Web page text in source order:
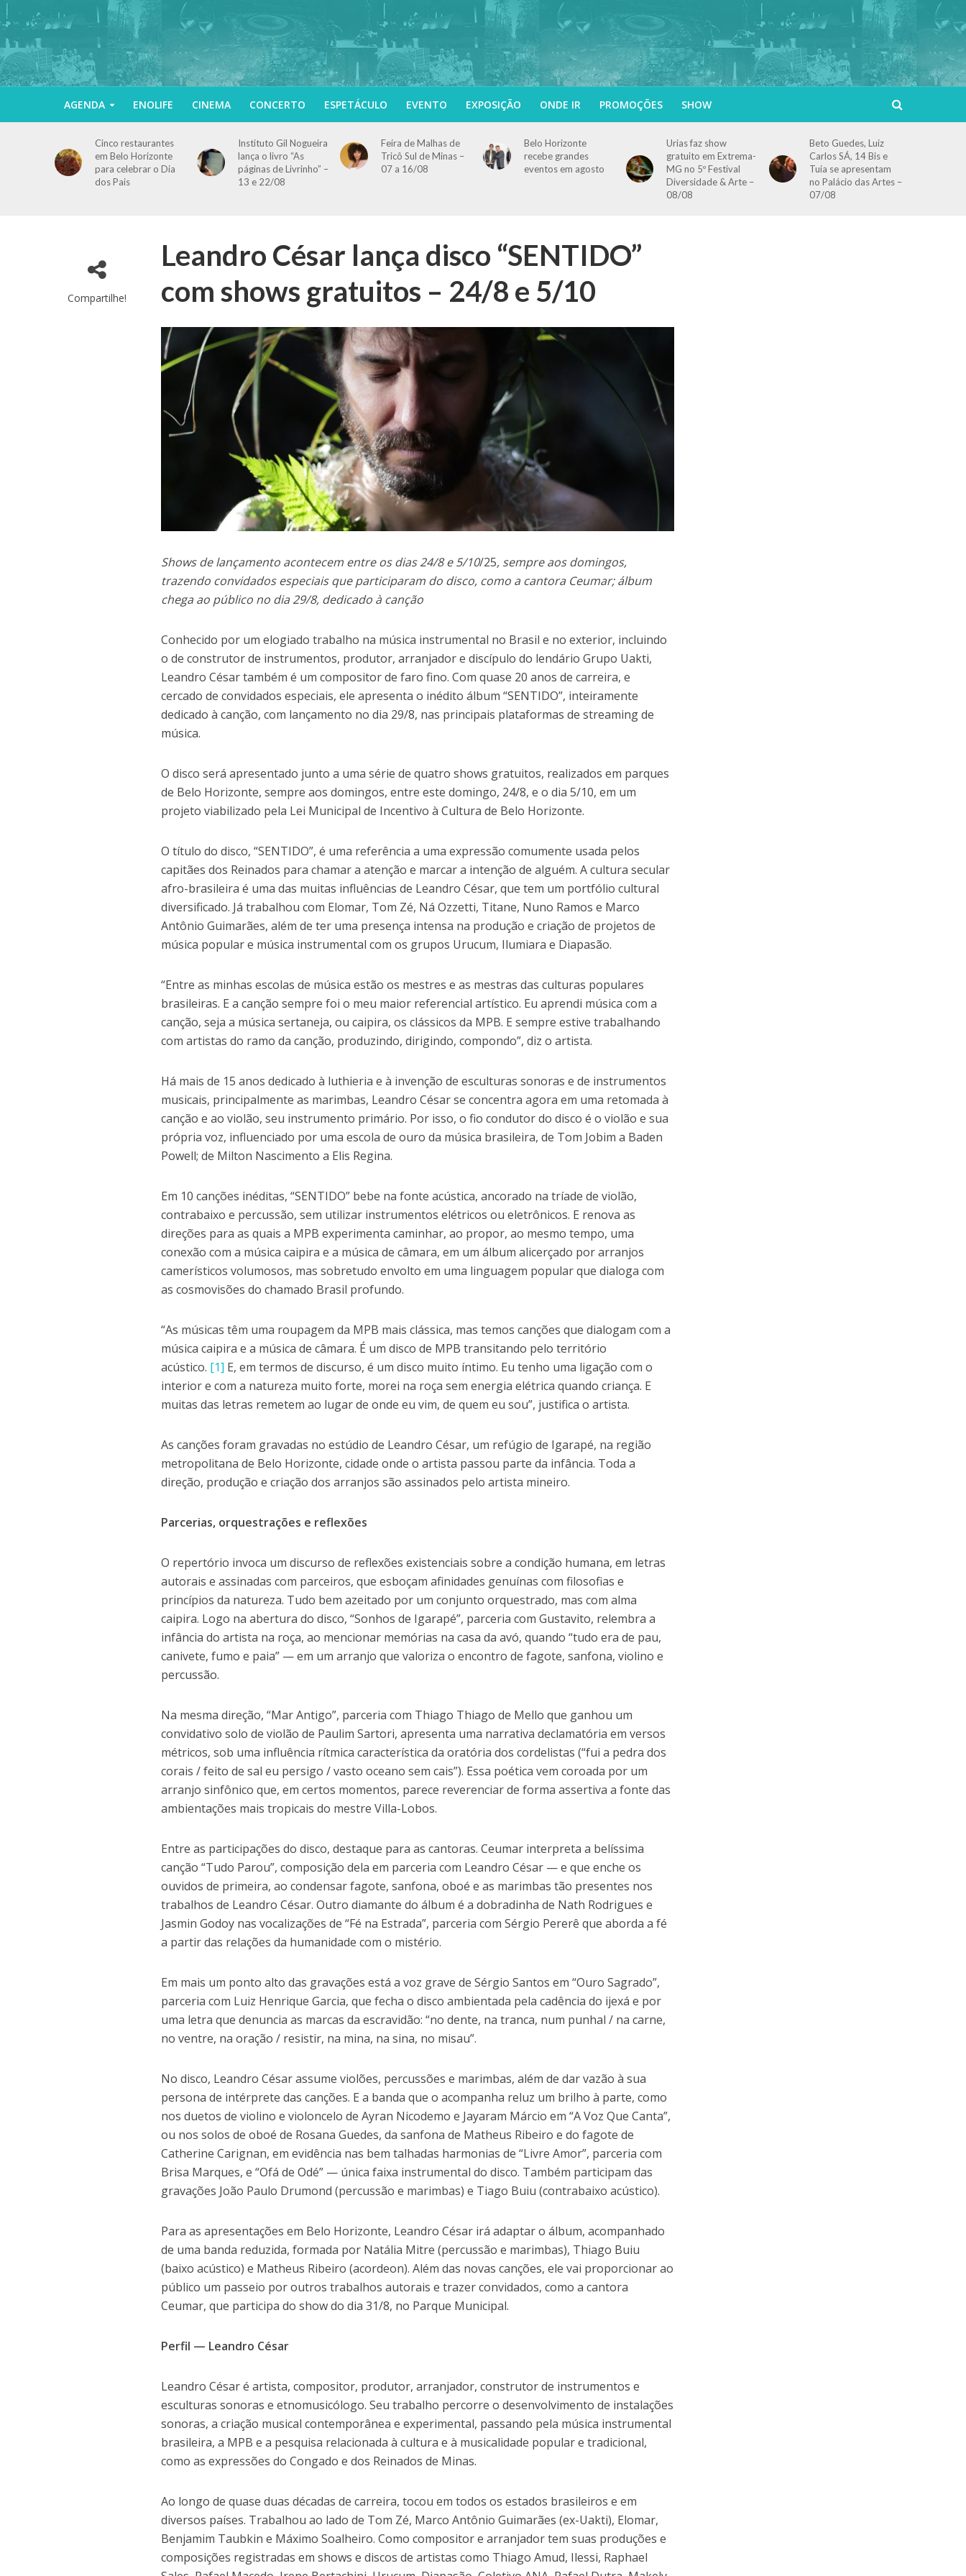
AGENDA ENOLIFE CINEMA CONCERTO ESPETÁCULO EVENTO EXPOSIÇÃO ONDE IR PROMOÇÕES SHOW
Cinco restaurantes
em Belo Horizonte
para celebrar o Dia
dos Pais
Instituto Gil Nogueira
lança o livro “As
páginas de Livrinho” –
13 e 22/08
Feira de Malhas de
Tricô Sul de Minas –
07 a 16/08
Belo Horizonte
recebe grandes
eventos em agosto
Urias faz show
gratuito em Extrema-
MG no 5º Festival
Diversidade & Arte –
08/08
Beto Guedes, Luiz
Carlos SÁ, 14 Bis e
Tuia se apresentam
no Palácio das Artes –
07/08
Compartilhe!
Leandro César lança disco “SENTIDO”
com shows gratuitos – 24/8 e 5/10
Shows de lançamento acontecem entre os dias 24/8 e 5/10/25, sempre aos domingos,
trazendo convidados especiais que participaram do disco, como a cantora Ceumar; álbum
chega ao público no dia 29/8, dedicado à canção
Conhecido por um elogiado trabalho na música instrumental no Brasil e no exterior, incluindo
o de construtor de instrumentos, produtor, arranjador e discípulo do lendário Grupo Uakti,
Leandro César também é um compositor de faro fino. Com quase 20 anos de carreira, e
cercado de convidados especiais, ele apresenta o inédito álbum “SENTIDO”, inteiramente
dedicado à canção, com lançamento no dia 29/8, nas principais plataformas de streaming de
música.
O disco será apresentado junto a uma série de quatro shows gratuitos, realizados em parques
de Belo Horizonte, sempre aos domingos, entre este domingo, 24/8, e o dia 5/10, em um
projeto viabilizado pela Lei Municipal de Incentivo à Cultura de Belo Horizonte.
O título do disco, “SENTIDO”, é uma referência a uma expressão comumente usada pelos
capitães dos Reinados para chamar a atenção e marcar a intenção de alguém. A cultura secular
afro-brasileira é uma das muitas influências de Leandro César, que tem um portfólio cultural
diversificado. Já trabalhou com Elomar, Tom Zé, Ná Ozzetti, Titane, Nuno Ramos e Marco
Antônio Guimarães, além de ter uma presença intensa na produção e criação de projetos de
música popular e música instrumental com os grupos Urucum, Ilumiara e Diapasão.
“Entre as minhas escolas de música estão os mestres e as mestras das culturas populares
brasileiras. E a canção sempre foi o meu maior referencial artístico. Eu aprendi música com a
canção, seja a música sertaneja, ou caipira, os clássicos da MPB. E sempre estive trabalhando
com artistas do ramo da canção, produzindo, dirigindo, compondo”, diz o artista.
Há mais de 15 anos dedicado à luthieria e à invenção de esculturas sonoras e de instrumentos
musicais, principalmente as marimbas, Leandro César se concentra agora em uma retomada à
canção e ao violão, seu instrumento primário. Por isso, o fio condutor do disco é o violão e sua
própria voz, influenciado por uma escola de ouro da música brasileira, de Tom Jobim a Baden
Powell; de Milton Nascimento a Elis Regina.
Em 10 canções inéditas, “SENTIDO” bebe na fonte acústica, ancorado na tríade de violão,
contrabaixo e percussão, sem utilizar instrumentos elétricos ou eletrônicos. E renova as
direções para as quais a MPB experimenta caminhar, ao propor, ao mesmo tempo, uma
conexão com a música caipira e a música de câmara, em um álbum alicerçado por arranjos
camerísticos volumosos, mas sobretudo envolto em uma linguagem popular que dialoga com
as cosmovisões do chamado Brasil profundo.
“As músicas têm uma roupagem da MPB mais clássica, mas temos canções que dialogam com a
música caipira e a música de câmara. É um disco de MPB transitando pelo território
acústico. [1] E, em termos de discurso, é um disco muito íntimo. Eu tenho uma ligação com o
interior e com a natureza muito forte, morei na roça sem energia elétrica quando criança. E
muitas das letras remetem ao lugar de onde eu vim, de quem eu sou”, justifica o artista.
As canções foram gravadas no estúdio de Leandro César, um refúgio de Igarapé, na região
metropolitana de Belo Horizonte, cidade onde o artista passou parte da infância. Toda a
direção, produção e criação dos arranjos são assinados pelo artista mineiro.
Parcerias, orquestrações e reflexões
O repertório invoca um discurso de reflexões existenciais sobre a condição humana, em letras
autorais e assinadas com parceiros, que esboçam afinidades genuínas com filosofias e
princípios da natureza. Tudo bem azeitado por um conjunto orquestrado, mas com alma
caipira. Logo na abertura do disco, “Sonhos de Igarapé”, parceria com Gustavito, relembra a
infância do artista na roça, ao mencionar memórias na casa da avó, quando “tudo era de pau,
canivete, fumo e paia” — em um arranjo que valoriza o encontro de fagote, sanfona, violino e
percussão.
Na mesma direção, “Mar Antigo”, parceria com Thiago Thiago de Mello que ganhou um
convidativo solo de violão de Paulim Sartori, apresenta uma narrativa declamatória em versos
métricos, sob uma influência rítmica característica da oratória dos cordelistas (“fui a pedra dos
corais / feito de sal eu persigo / vasto oceano sem cais”). Essa poética vem coroada por um
arranjo sinfônico que, em certos momentos, parece reverenciar de forma assertiva a fonte das
ambientações mais tropicais do mestre Villa-Lobos.
Entre as participações do disco, destaque para as cantoras. Ceumar interpreta a belíssima
canção “Tudo Parou”, composição dela em parceria com Leandro César — e que enche os
ouvidos de primeira, ao condensar fagote, sanfona, oboé e as marimbas tão presentes nos
trabalhos de Leandro César. Outro diamante do álbum é a dobradinha de Nath Rodrigues e
Jasmin Godoy nas vocalizações de “Fé na Estrada”, parceria com Sérgio Pererê que aborda a fé
a partir das relações da humanidade com o mistério.
Em mais um ponto alto das gravações está a voz grave de Sérgio Santos em “Ouro Sagrado”,
parceria com Luiz Henrique Garcia, que fecha o disco ambientada pela cadência do ijexá e por
uma letra que denuncia as marcas da escravidão: “no dente, na tranca, num punhal / na carne,
no ventre, na oração / resistir, na mina, na sina, no misau”.
No disco, Leandro César assume violões, percussões e marimbas, além de dar vazão à sua
persona de intérprete das canções. E a banda que o acompanha reluz um brilho à parte, como
nos duetos de violino e violoncelo de Ayran Nicodemo e Jayaram Márcio em “A Voz Que Canta”,
ou nos solos de oboé de Rosana Guedes, da sanfona de Matheus Ribeiro e do fagote de
Catherine Carignan, em evidência nas bem talhadas harmonias de “Livre Amor”, parceria com
Brisa Marques, e “Ofá de Odé” — única faixa instrumental do disco. Também participam das
gravações João Paulo Drumond (percussão e marimbas) e Tiago Buiu (contrabaixo acústico).
Para as apresentações em Belo Horizonte, Leandro César irá adaptar o álbum, acompanhado
de uma banda reduzida, formada por Natália Mitre (percussão e marimbas), Thiago Buiu
(baixo acústico) e Matheus Ribeiro (acordeon). Além das novas canções, ele vai proporcionar ao
público um passeio por outros trabalhos autorais e trazer convidados, como a cantora
Ceumar, que participa do show do dia 31/8, no Parque Municipal.
Perfil — Leandro César
Leandro César é artista, compositor, produtor, arranjador, construtor de instrumentos e
esculturas sonoras e etnomusicólogo. Seu trabalho percorre o desenvolvimento de instalações
sonoras, a criação musical contemporânea e experimental, passando pela música instrumental
brasileira, a MPB e a pesquisa relacionada à cultura e à musicalidade popular e tradicional,
como as expressões do Congado e dos Reinados de Minas.
Ao longo de quase duas décadas de carreira, tocou em todos os estados brasileiros e em
diversos países. Trabalhou ao lado de Tom Zé, Marco Antônio Guimarães (ex-Uakti), Elomar,
Benjamim Taubkin e Máximo Soalheiro. Como compositor e arranjador tem suas produções e
composições registradas em shows e discos de artistas como Thiago Amud, Ilessi, Raphael